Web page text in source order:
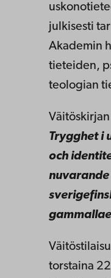
julkisesti
Akademin
tieteiden,
teologian
Trygghet i
och
torstaina